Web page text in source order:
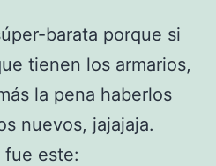
barata porque si
tienen los armarios,
la pena haberlos
nuevos, jajajaja.
este: